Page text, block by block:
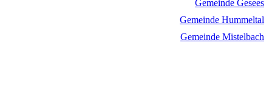
Gemeinde Gesees
Gemeinde Hummeltal
Gemeinde Mistelbach